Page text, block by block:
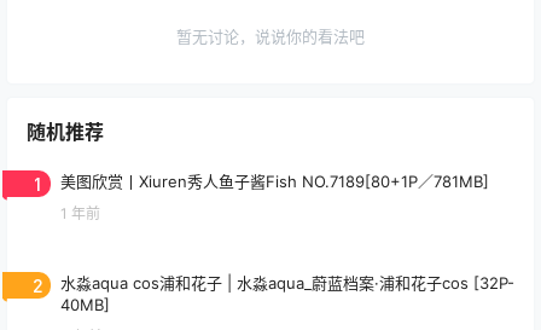
暂无讨论，说说你的看法吧
随机推荐
1 美图欣赏丨Xiuren秀人鱼子酱Fish NO.7189[80+1P／781MB]
1 年前
2
水淼aqua cos浦和花子 | 水淼aqua_蔚蓝档案·浦和花子cos [32P-
40MB]